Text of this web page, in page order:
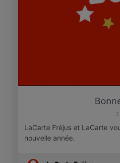
LaCarte Fréjus et LaCarte
nouvelle année.